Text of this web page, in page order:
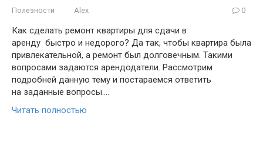
Полезности Alex 0
Как сделать ремонт квартиры для сдачи в
аренду быстро и недорого? Да так, чтобы квартира была
привлекательной, а ремонт был долговечным. Такими
вопросами задаются арендодатели. Рассмотрим
подробней данную тему и постараемся ответить
на заданные вопросы….
Читать полностью